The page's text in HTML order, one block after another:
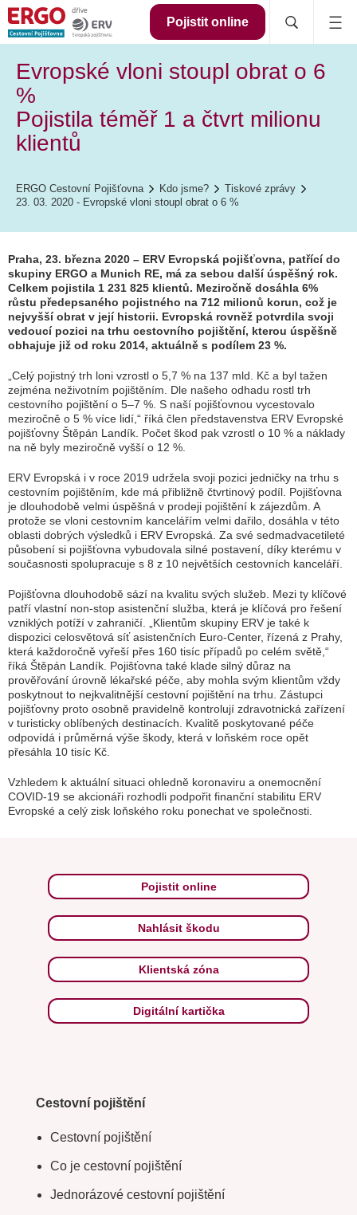
Pojistit online
Evropské vloni stoupl obrat o 6
%
Pojistila téměř 1 a čtvrt milionu
klientů
ERGO Cestovní Pojišťovna Kdo jsme?
Tiskové zprávy
23. 03. 2020 - Evropské vloni stoupl obrat o 6 %
Praha, 23. března 2020 – ERV Evropská pojišťovna, patřící do
skupiny ERGO a Munich RE, má za sebou další úspěšný rok.
Celkem pojistila 1 231 825 klientů. Meziročně dosáhla 6%
růstu předepsaného pojistného na 712 milionů korun, což je
nejvyšší obrat v její historii. Evropská rovněž potvrdila svoji
vedoucí pozici na trhu cestovního pojištění, kterou úspěšně
obhajuje již od roku 2014, aktuálně s podílem 23 %.
„Celý pojistný trh loni vzrostl o 5,7 % na 137 mld. Kč a byl tažen
zejména neživotním pojištěním. Dle našeho odhadu rostl trh
cestovního pojištění o 5–7 %. S naší pojišťovnou vycestovalo
meziročně o 5 % více lidí,“ říká člen představenstva ERV Evropské
pojišťovny Štěpán Landík. Počet škod pak vzrostl o 10 % a náklady
na ně byly meziročně vyšší o 12 %.
ERV Evropská i v roce 2019 udržela svoji pozici jedničky na trhu s
cestovním pojištěním, kde má přibližně čtvrtinový podíl. Pojišťovna
je dlouhodobě velmi úspěšná v prodeji pojištění k zájezdům. A
protože se vloni cestovním kancelářím velmi dařilo, dosáhla v této
oblasti dobrých výsledků i ERV Evropská. Za své sedmadvacetileté
působení si pojišťovna vybudovala silné postavení, díky kterému v
současnosti spolupracuje s 8 z 10 největších cestovních kanceláří.
Pojišťovna dlouhodobě sází na kvalitu svých služeb. Mezi ty klíčové
patří vlastní non-stop asistenční služba, která je klíčová pro řešení
vzniklých potíží v zahraničí.
„Klientům skupiny ERV je také k
dispozici celosvětová síť asistenčních Euro-Center, řízená z Prahy,
která každoročně vyřeší přes 160 tisíc případů po celém světě,“
říká Štěpán Landík. Pojišťovna také klade silný důraz na
prověřování úrovně lékařské péče, aby mohla svým klientům vždy
poskytnout to nejkvalitnější cestovní pojištění na trhu. Zástupci
pojišťovny proto osobně pravidelně kontrolují zdravotnická zařízení
v turisticky oblíbených destinacích. Kvalitě poskytované péče
odpovídá i průměrná výše škody, která v loňském roce opět
přesáhla 10 tisíc Kč.
Vzhledem k aktuální situaci ohledně koronaviru a onemocnění
COVID-19 se akcionáři rozhodli podpořit finanční stabilitu ERV
Evropské a celý zisk loňského roku ponechat ve společnosti.
Pojistit online
Nahlásit škodu
Klientská zóna
Digitální kartička
Cestovní pojištění
Cestovní pojištění
Co je cestovní pojištění
Jednorázové cestovní pojištění